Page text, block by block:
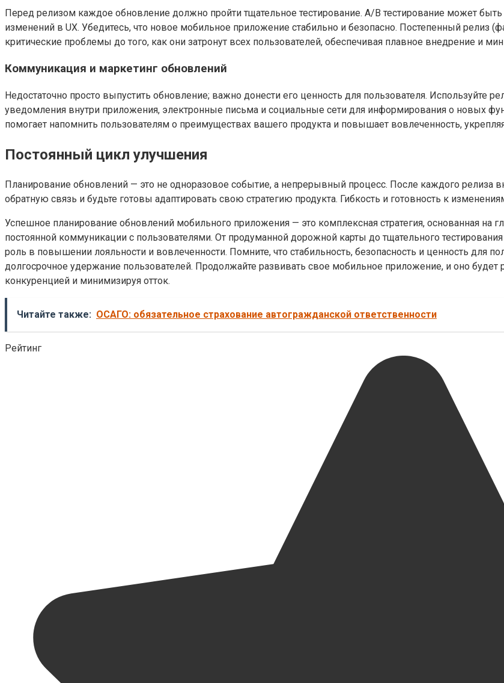
Перед релизом каждое обновление должно пройти тщательное тестирование. A/B тестирование может
изменений в UX. Убедитесь, что новое мобильное приложение стабильно и безопасно. Постепенный релиз
критические проблемы до того, как они затронут всех пользователей, обеспечивая плавное внедрение и
Коммуникация и маркетинг обновлений
Недостаточно просто выпустить обновление; важно донести его ценность для пользователя. Используйте
уведомления внутри приложения, электронные письма и социальные сети для информирования о новых
помогает напомнить пользователям о преимуществах вашего продукта и повышает вовлеченность,
Постоянный цикл улучшения
Планирование обновлений — это не одноразовое событие, а непрерывный процесс. После каждого релиза
обратную связь и будьте готовы адаптировать свою стратегию продукта. Гибкость и готовность к
Успешное планирование обновлений мобильного приложения — это комплексная стратегия, основанная на
постоянной коммуникации с пользователями. От продуманной дорожной карты до тщательного
роль в повышении лояльности и вовлеченности. Помните, что стабильность, безопасность и ценность для
долгосрочное удержание пользователей. Продолжайте развивать свое мобильное приложение, и оно будет
конкуренцией и минимизируя отток.
Читайте также: ОСАГО: обязательное страхование автогражданской ответственности
Рейтинг